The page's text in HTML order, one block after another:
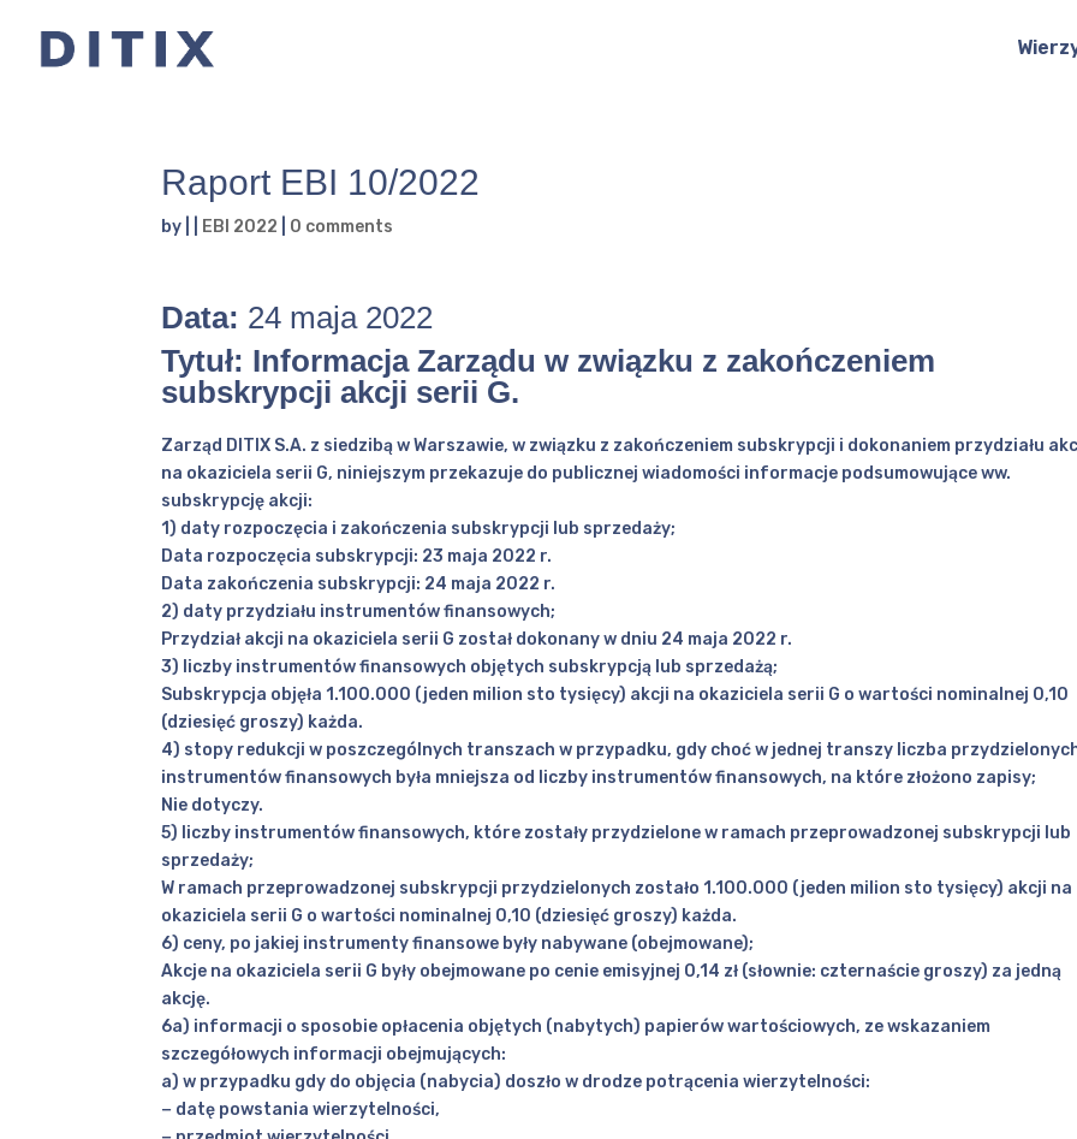
Raport EBI 10/2022
by EBI 2022 0 comments
Data: 24 maja 2022
Tytuł: Informacja Zarządu w związku z zakończeniem
subskrypcji akcji serii G.
Zarząd DITIX S.A. z siedzibą w Warszawie, w związku z zakończeniem subskrypcji i dokonaniem przydziału
na okaziciela serii G, niniejszym przekazuje do publicznej wiadomości informacje podsumowujące ww.
subskrypcję akcji:
1) daty rozpoczęcia i zakończenia subskrypcji lub sprzedaży;
Data rozpoczęcia subskrypcji: 23 maja 2022 r.
Data zakończenia subskrypcji: 24 maja 2022 r.
2) daty przydziału instrumentów finansowych;
Przydział akcji na okaziciela serii G został dokonany w dniu 24 maja 2022 r.
3) liczby instrumentów finansowych objętych subskrypcją lub sprzedażą;
Subskrypcja objęła 1.100.000 (jeden milion sto tysięcy) akcji na okaziciela serii G o wartości nominalnej 0,10
(dziesięć groszy) każda.
4) stopy redukcji w poszczególnych transzach w przypadku, gdy choć w jednej transzy liczba
instrumentów finansowych była mniejsza od liczby instrumentów finansowych, na które złożono zapisy;
Nie dotyczy.
5) liczby instrumentów finansowych, które zostały przydzielone w ramach przeprowadzonej subskrypcji lub
sprzedaży;
W ramach przeprowadzonej subskrypcji przydzielonych zostało 1.100.000 (jeden milion sto tysięcy) akcji na
okaziciela serii G o wartości nominalnej 0,10 (dziesięć groszy) każda.
6) ceny, po jakiej instrumenty finansowe były nabywane (obejmowane);
Akcje na okaziciela serii G były obejmowane po cenie emisyjnej 0,14 zł (słownie: czternaście groszy) za jedną
akcję.
6a) informacji o sposobie opłacenia objętych (nabytych) papierów wartościowych, ze wskazaniem
szczegółowych informacji obejmujących:
a) w przypadku gdy do objęcia (nabycia) doszło w drodze potrącenia wierzytelności:
− datę powstania wierzytelności,